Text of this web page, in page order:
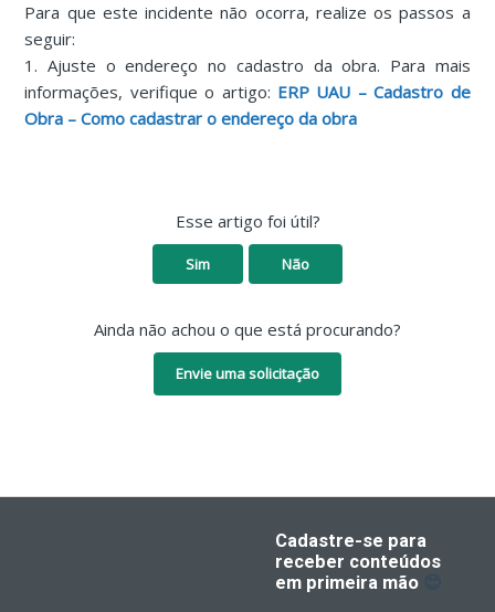
Para que este incidente não ocorra, realize os passos a
seguir:
1. Ajuste o endereço no cadastro da obra. Para mais
informações, verifique o artigo: ERP UAU – Cadastro de
Obra – Como cadastrar o endereço da obra
Esse artigo foi útil?
Sim Não
Ainda não achou o que está procurando?
Envie uma solicitação